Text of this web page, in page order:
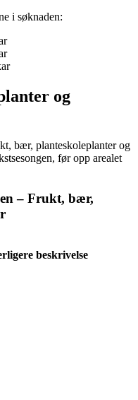
i søknaden:
og
bær, planteskoleplanter og
før opp arealet
– Frukt, bær,
beskrivelse